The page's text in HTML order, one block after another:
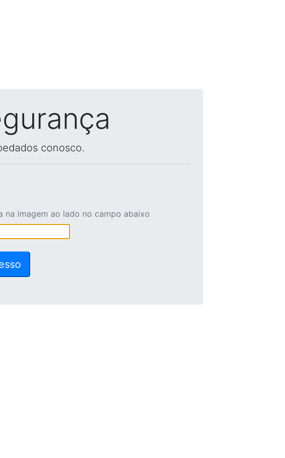
conosco.
na imagem ao lado no campo abaixo